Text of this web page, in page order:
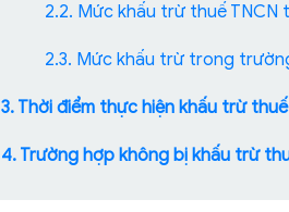
2.2. Mức khấu trừ thuế
2.3. Mức khấu trừ trong
3. Thời điểm thực hiện khấu trừ thuế
4. Trường hợp không bị khấu trừ